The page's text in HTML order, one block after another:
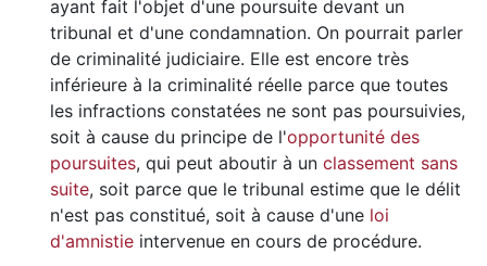
ayant fait l'objet d'une poursuite devant un
tribunal et d'une condamnation. On pourrait parler
de criminalité judiciaire. Elle est encore très
inférieure à la criminalité réelle parce que toutes
les infractions constatées ne sont pas poursuivies,
soit à cause du principe de l'opportunité des
poursuites, qui peut aboutir à un classement sans
suite, soit parce que le tribunal estime que le délit
n'est pas constitué, soit à cause d'une loi
d'amnistieintervenue en cours de procédure.